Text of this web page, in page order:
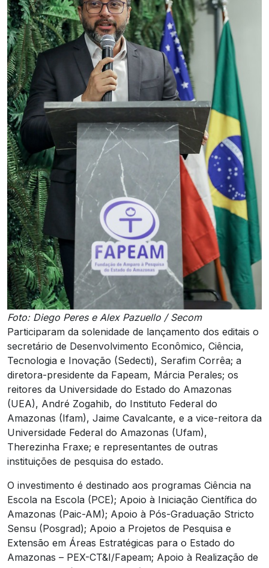
Foto: Diego Peres e Alex Pazuello / Secom
Participaram da solenidade de lançamento dos editais o
secretário de Desenvolvimento Econômico, Ciência,
Tecnologia e Inovação (Sedecti), Serafim Corrêa; a
diretora-presidente da Fapeam, Márcia Perales; os
reitores da Universidade do Estado do Amazonas
(UEA), André Zogahib, do Instituto Federal do
Amazonas (Ifam), Jaime Cavalcante, e a vice-reitora da
Universidade Federal do Amazonas (Ufam),
Therezinha Fraxe; e representantes de outras
instituições de pesquisa do estado.
O investimento é destinado aos programas Ciência na
Escola na Escola (PCE); Apoio à Iniciação Científica do
Amazonas (Paic-AM); Apoio à Pós-Graduação Stricto
Sensu (Posgrad); Apoio a Projetos de Pesquisa e
Extensão em Áreas Estratégicas para o Estado do
Amazonas – PEX-CT&I/Fapeam; Apoio à Realização de